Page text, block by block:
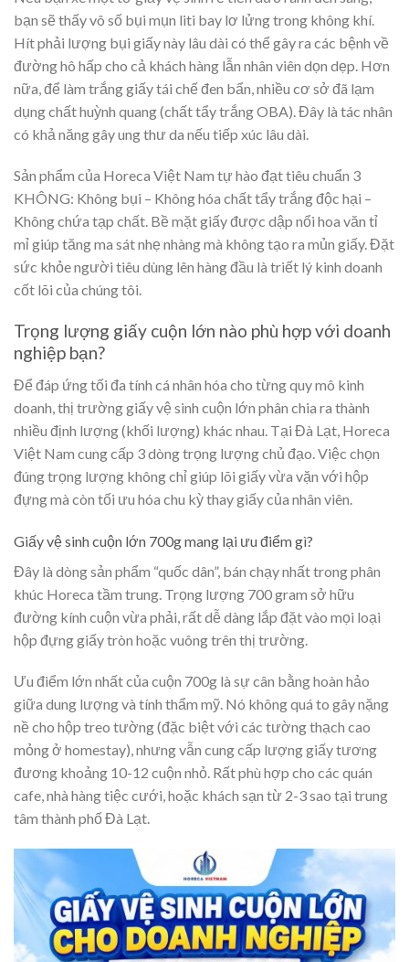
bạn sẽ thấy vô số bụi mụn liti bay lơ lửng trong không khí.
Hít phải lượng bụi giấy này lâu dài có thể gây ra các bệnh về
đường hô hấp cho cả khách hàng lẫn nhân viên dọn dẹp. Hơn
nữa, để làm trắng giấy tái chế đen bẩn, nhiều cơ sở đã lạm
dụng chất huỳnh quang (chất tẩy trắng OBA). Đây là tác nhân
có khả năng gây ung thư da nếu tiếp xúc lâu dài.
Sản phẩm của Horeca Việt Nam tự hào đạt tiêu chuẩn 3
KHÔNG: Không bụi – Không hóa chất tẩy trắng độc hại –
Không chứa tạp chất. Bề mặt giấy được dập nổi hoa văn tỉ
mỉ giúp tăng ma sát nhẹ nhàng mà không tạo ra mủn giấy. Đặt
sức khỏe người tiêu dùng lên hàng đầu là triết lý kinh doanh
cốt lõi của chúng tôi.
Trọng lượng giấy cuộn lớn nào phù hợp với doanh
nghiệp bạn?
Để đáp ứng tối đa tính cá nhân hóa cho từng quy mô kinh
doanh, thị trường giấy vệ sinh cuộn lớn phân chia ra thành
nhiều định lượng (khối lượng) khác nhau. Tại Đà Lạt, Horeca
Việt Nam cung cấp 3 dòng trọng lượng chủ đạo. Việc chọn
đúng trọng lượng không chỉ giúp lõi giấy vừa vặn với hộp
đựng mà còn tối ưu hóa chu kỳ thay giấy của nhân viên.
Giấy vệ sinh cuộn lớn 700g mang lại ưu điểm gì?
Đây là dòng sản phẩm “quốc dân”, bán chạy nhất trong phân
khúc Horeca tầm trung. Trọng lượng 700 gram sở hữu
đường kính cuộn vừa phải, rất dễ dàng lắp đặt vào mọi loại
hộp đựng giấy tròn hoặc vuông trên thị trường.
Ưu điểm lớn nhất của cuộn 700g là sự cân bằng hoàn hảo
giữa dung lượng và tính thẩm mỹ. Nó không quá to gây nặng
nề cho hộp treo tường (đặc biệt với các tường thạch cao
mỏng ở homestay), nhưng vẫn cung cấp lượng giấy tương
đương khoảng 10-12 cuộn nhỏ. Rất phù hợp cho các quán
cafe, nhà hàng tiệc cưới, hoặc khách sạn từ 2-3 sao tại trung
tâm thành phố Đà Lạt.